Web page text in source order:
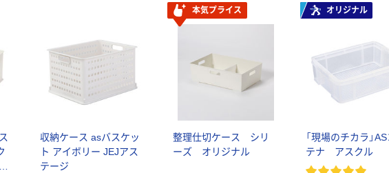
収納ケース asバスケッ
ト アイボリー JEJアス
テージ
本気プライス
整理仕切ケース シリ
ーズ オリジナル
オリジナル
「現場のチカラ」
テナ アスクル